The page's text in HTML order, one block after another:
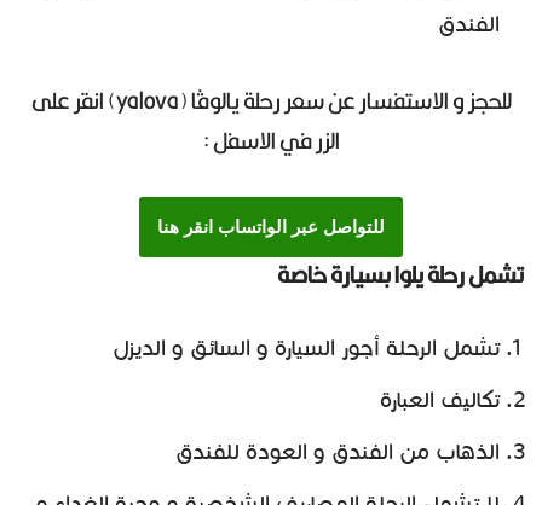
الفندق
للحجز و الاستفسار عن سعر رحلة يالوڤا (yalova) انقر على
الزر في الاسفل :
للتواصل عبر الواتساب انقر هنا
تشمل رحلة يلوا بسيارة خاصة
تشمل الرحلة أجور السيارة و السائق و الديزل
تكاليف العبارة
الذهاب من الفندق و العودة للفندق